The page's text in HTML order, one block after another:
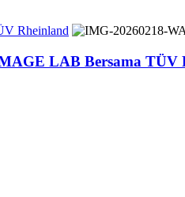
Rheinland
LAB Bersama TÜV